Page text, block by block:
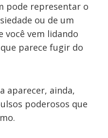
pode representar o
ou de um
você vem lidando
parece fugir do
aparecer, ainda,
poderosos que